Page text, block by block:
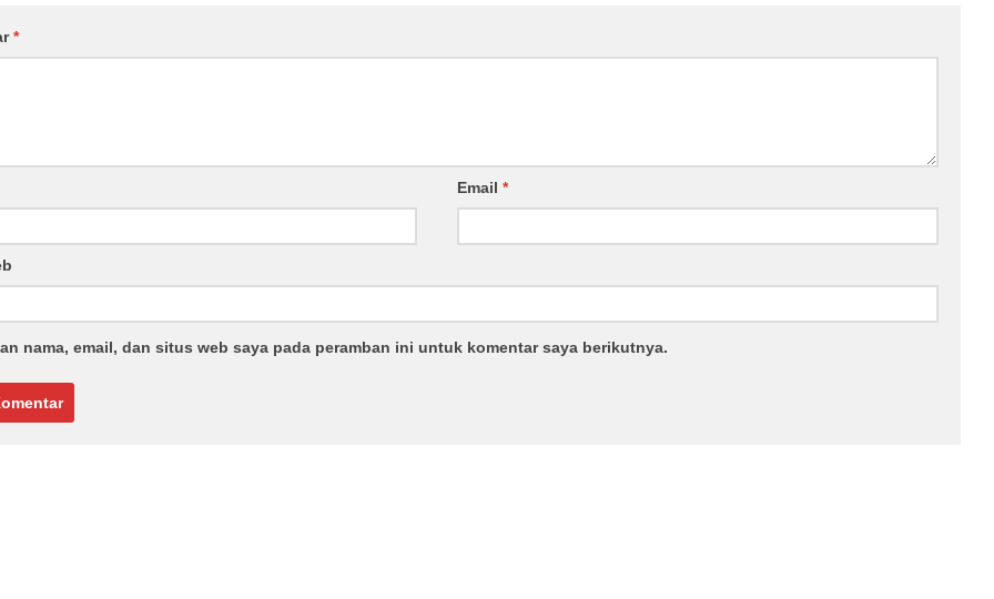
*
Email*
nama, email, dan situs web saya pada peramban ini untuk komentar saya berikutnya.